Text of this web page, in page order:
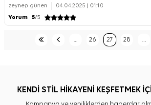
zeynep günen
04.04.2025 | 01:10
Yorum
5/5
… 26 27 28 …
KENDİ STİL HİKAYENİ KEŞFETMEK